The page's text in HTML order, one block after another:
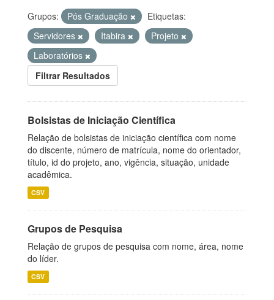
Grupos: Pós Graduação
Etiquetas:
Servidores
Itabira
Projeto
Laboratórios
Filtrar Resultados
Bolsistas de Iniciação Científica
Relação de bolsistas de iniciação científica com nome
do discente, número de matrícula, nome do orientador,
título, id do projeto, ano, vigência, situação, unidade
acadêmica.
CSV
Grupos de Pesquisa
Relação de grupos de pesquisa com nome, área, nome
do líder.
CSV